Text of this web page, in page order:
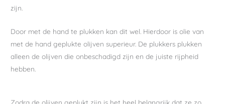
zijn.
Door met de hand te plukken kan dit wel. Hierdoor is olie van
met de hand geplukte olijven superieur. De plukkers plukken
alleen de olijven die onbeschadigd zijn en de juiste rijpheid
hebben.
Zodra de olijven geplukt zijn is het heel belangrijk dat ze zo